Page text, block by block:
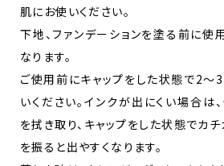
肌にお使いください。
下地、ファンデーションを塗る前に使
なります。
ご使用前にキャップをした状態で2～
いください。インクが出にくい場合は
を拭き取り、キャップをした状態でカ
を振ると出やすくなります。